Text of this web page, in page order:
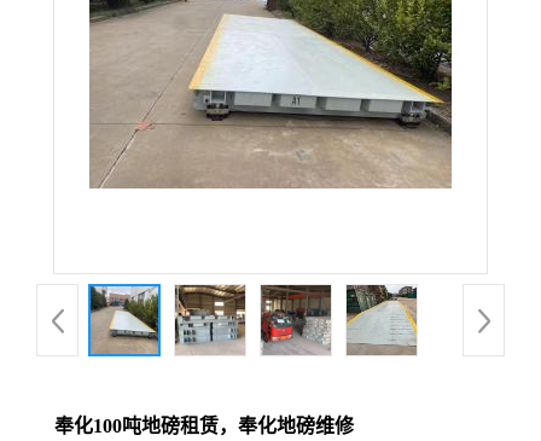
奉化100吨地磅租赁，奉化地磅维修